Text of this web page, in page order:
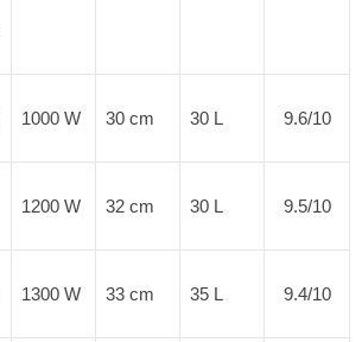
1000 W 30 cm 30 L 9.6/10
1200 W 32 cm 30 L 9.5/10
1300 W 33 cm 35 L 9.4/10